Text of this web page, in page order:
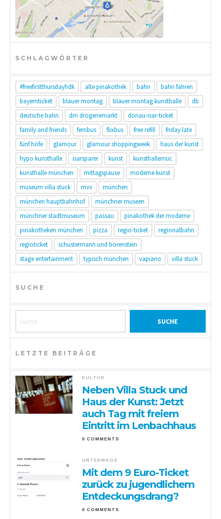
SCHLAGWÖRTER
#freefirstthursdayhdk alte pinakothek bahn
bahn fahren
bayernticket
blauer montag blauer montag kunsthalle
db
deutsche bahn
dm drogeriemarkt
donau-isar-ticket
family and friends
fernbus flixbus free refill
friday late
fünf höfe
glamour glamour shoppingweek
haus der kunst
hypo kunsthalle
isarsparer kunst
kunsthallemuc
kunsthalle münchen
mittagspause
moderne kunst
museum villa stuck
mvv
münchen
münchen hauptbahnhof
münchner museen
münchner stadtmuseum
passau
pinakothek der moderne
pinakotheken münchen
pizza regio-ticket
regionalbahn
regioticket
schustermann und borenstein
stage entertainment
typisch münchen vapiano villa stuck
SUCHE
LETZTE BEITRÄGE
KULTUR
Neben Villa Stuck und
Haus der Kunst: Jetzt
auch Tag mit freiem
Eintritt im Lenbachhaus
0 COMMENTS
UNTERWEGS
Mit dem 9 Euro-Ticket
zurück zu jugendlichem
Entdeckungsdrang?
0 COMMENTS